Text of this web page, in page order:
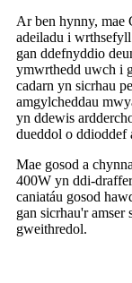
Ar ben hynny,
adeiladu i
gan ddefnyddio
ymwrthedd uwch i
cadarn yn sicrhau
amgylcheddau
yn ddewis
dueddol o ddioddef
Mae gosod a
400W yn ddi-
caniatáu gosod
gan sicrhau'r
gweithredol.